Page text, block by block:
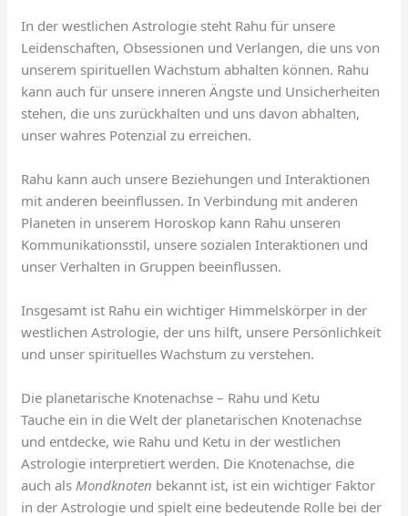
In der westlichen Astrologie steht Rahu für unsere
Leidenschaften, Obsessionen und Verlangen, die uns von
unserem spirituellen Wachstum abhalten können. Rahu
kann auch für unsere inneren Ängste und Unsicherheiten
stehen, die uns zurückhalten und uns davon abhalten,
unser wahres Potenzial zu erreichen.
Rahu kann auch unsere Beziehungen und Interaktionen
mit anderen beeinflussen. In Verbindung mit anderen
Planeten in unserem Horoskop kann Rahu unseren
Kommunikationsstil, unsere sozialen Interaktionen und
unser Verhalten in Gruppen beeinflussen.
Insgesamt ist Rahu ein wichtiger Himmelskörper in der
westlichen Astrologie, der uns hilft, unsere Persönlichkeit
und unser spirituelles Wachstum zu verstehen.
Die planetarische Knotenachse – Rahu und Ketu
Tauche ein in die Welt der planetarischen Knotenachse
und entdecke, wie Rahu und Ketu in der westlichen
Astrologie interpretiert werden. Die Knotenachse, die
auch als Mondknoten bekannt ist, ist ein wichtiger Faktor
in der Astrologie und spielt eine bedeutende Rolle bei der